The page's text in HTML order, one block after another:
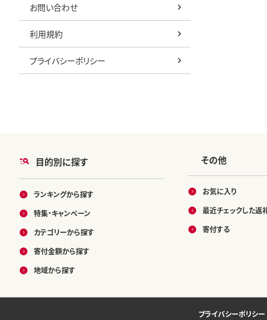
お問い合わせ
利用規約
プライバシーポリシー
目的別に探す
ランキングから探す
特集・キャンペーン
カテゴリーから探す
寄付金額から探す
地域から探す
その他
お気に入り
最近チェックした返
寄付する
プライバシーポリシー